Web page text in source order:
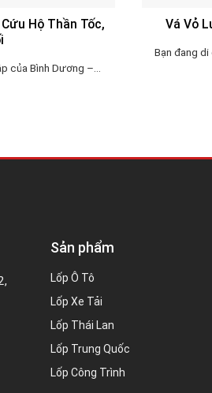
Hộ Thần Tốc,
của Bình Dương –...
Vá Vỏ
Bạn đang
Sản phẩm
Lốp Ô Tô
Lốp Xe Tải
Lốp Thái Lan
Lốp Trung Quốc
Lốp Công Trình